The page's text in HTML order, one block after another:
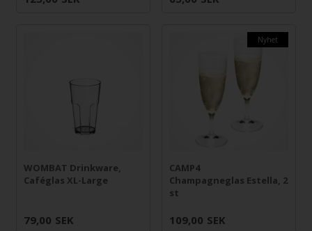
WOMBAT Drinkware,
Caféglas XL-Large
79,00 SEK
Nyhet
CAMP4
Champagneglas Estella, 2
st
109,00 SEK